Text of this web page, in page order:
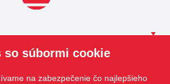
so súbormi cookie
na zabezpečenie čo najlepšieho